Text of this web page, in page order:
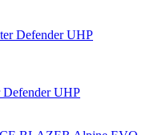
Defender UHP